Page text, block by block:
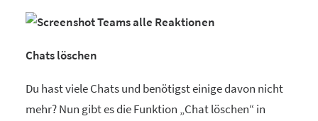
Chats löschen
Du hast viele Chats und benötigst einige davon nicht
mehr? Nun gibt es die Funktion „Chat löschen“ in